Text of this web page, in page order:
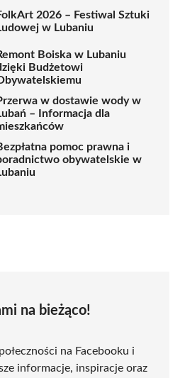
2026 – Festiwal Sztuki
w Lubaniu
Boiska w Lubaniu
Budżetowi
w dostawie wody w
– Informacja dla
pomoc prawna i
obywatelskie w
na bieżąco!
na Facebooku i
informacje, inspiracje oraz